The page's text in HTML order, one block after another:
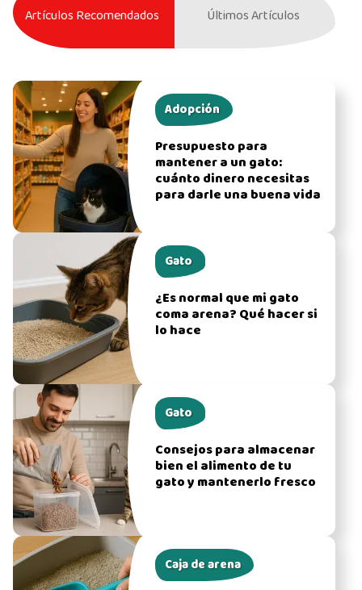
Artículos Recomendados Últimos Artículos
Adopción
Presupuesto para
mantener a un gato:
cuánto dinero necesitas
para darle una buena vida
Gato
¿Es normal que mi gato
coma arena? Qué hacer si
lo hace
Gato
Consejos para almacenar
bien el alimento de tu
gato y mantenerlo fresco
Caja de arena